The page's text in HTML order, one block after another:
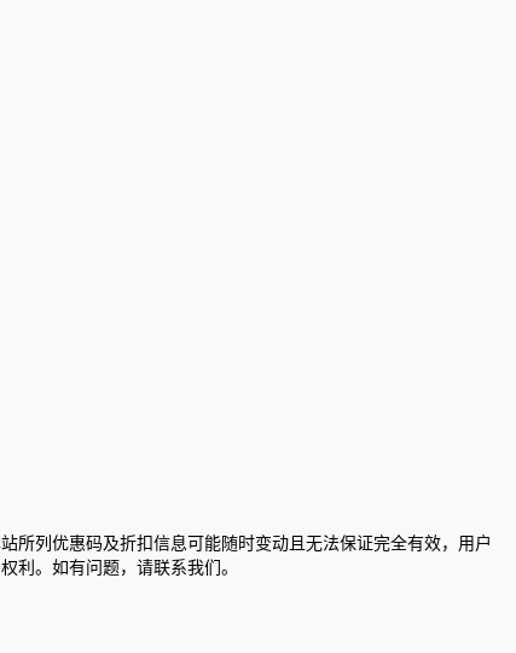
所列优惠码及折扣信息可能随时变动且无法保证完全有效，用户
利。如有问题，请联系我们。